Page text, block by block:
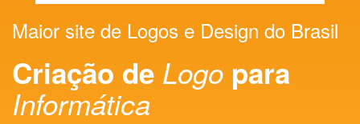
Maior site de Logos e Design do Brasil
Criação de Logo para
Informática